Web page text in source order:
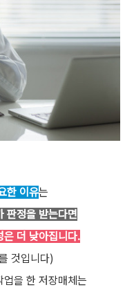
한 이유는
판정을 받는다면
은 더 낮아집니다.
것입니다)
을 한 저장매체는